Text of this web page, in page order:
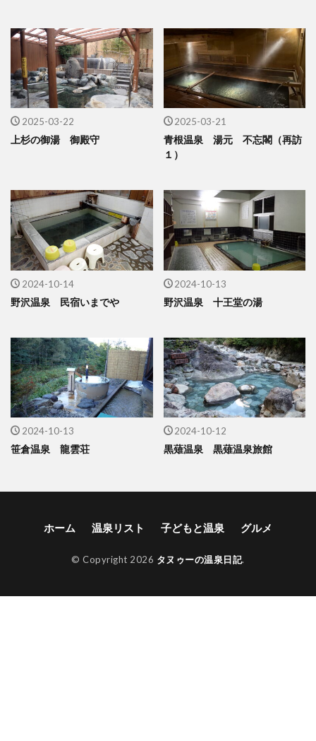
2025-03-22
上杉の御湯 御殿守
2025-03-21
青根温泉 湯元 不忘閣（再訪
１）
2024-10-14
野沢温泉 民宿いまでや
2024-10-13
野沢温泉 十王堂の湯
2024-10-13
笹倉温泉 龍雲荘
2024-10-12
黒薙温泉 黒薙温泉旅館
ホーム 温泉リスト 子どもと温泉 グルメ
© Copyright 2026 タヌゥーの温泉日記.